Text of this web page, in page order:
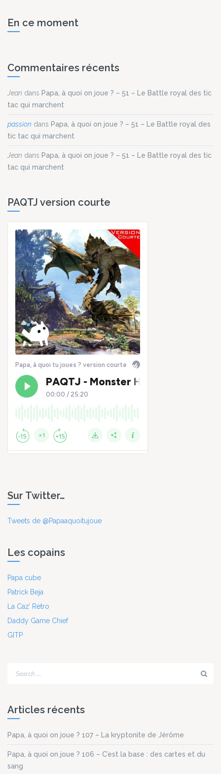
En ce moment
Commentaires récents
Jean dans Papa, à quoi on joue ? – 51 – Le Battle royal des tic
tac qui marchent
passion dans Papa, à quoi on joue ? – 51 – Le Battle royal des
tic tac qui marchent
Jean dans Papa, à quoi on joue ? – 51 – Le Battle royal des tic
tac qui marchent
PAQTJ version courte
Sur Twitter…
Tweets de @Papaaquoitujoue
Les copains
Papa cube
Patrick Beja
La Caz’ Retro
Daddy Game Chief
GITP
Articles récents
Papa, à quoi on joue ? 107 – La kryptonite de Jérôme
Papa, à quoi on joue ? 106 – C’est la base : des cartes et du
sang